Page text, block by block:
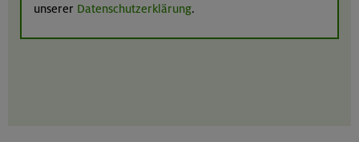
unserer Datenschutzerklärung.